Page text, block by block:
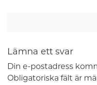
Lämna ett svar
Din e-postadress
Obligatoriska fält är